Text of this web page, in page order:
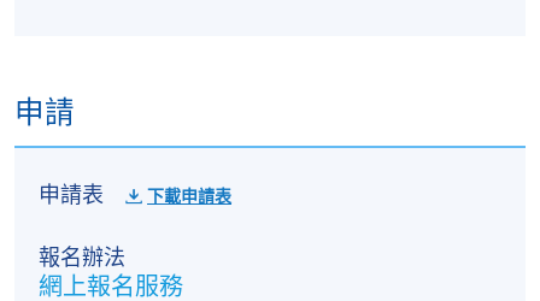
申請
申請表 下載申請表
報名辦法
網上報名服務